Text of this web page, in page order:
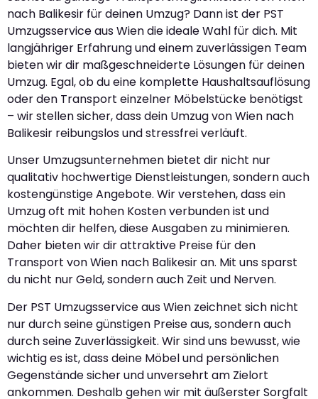
nach Balikesir für deinen Umzug? Dann ist der PST
Umzugsservice aus Wien die ideale Wahl für dich. Mit
langjähriger Erfahrung und einem zuverlässigen Team
bieten wir dir maßgeschneiderte Lösungen für deinen
Umzug. Egal, ob du eine komplette Haushaltsauflösung
oder den Transport einzelner Möbelstücke benötigst
– wir stellen sicher, dass dein Umzug von Wien nach
Balikesir reibungslos und stressfrei verläuft.
Unser Umzugsunternehmen bietet dir nicht nur
qualitativ hochwertige Dienstleistungen, sondern auch
kostengünstige Angebote. Wir verstehen, dass ein
Umzug oft mit hohen Kosten verbunden ist und
möchten dir helfen, diese Ausgaben zu minimieren.
Daher bieten wir dir attraktive Preise für den
Transport von Wien nach Balikesir an. Mit uns sparst
du nicht nur Geld, sondern auch Zeit und Nerven.
Der PST Umzugsservice aus Wien zeichnet sich nicht
nur durch seine günstigen Preise aus, sondern auch
durch seine Zuverlässigkeit. Wir sind uns bewusst, wie
wichtig es ist, dass deine Möbel und persönlichen
Gegenstände sicher und unversehrt am Zielort
ankommen. Deshalb gehen wir mit äußerster Sorgfalt